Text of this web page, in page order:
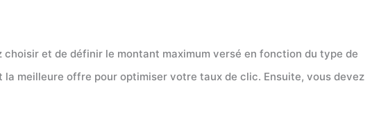
choisir et de définir le montant maximum versé en fonction du type de
meilleure offre pour optimiser votre taux de clic. Ensuite, vous devez